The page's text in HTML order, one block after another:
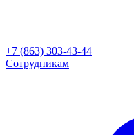
+7 (863) 303-43-44
Сотрудникам